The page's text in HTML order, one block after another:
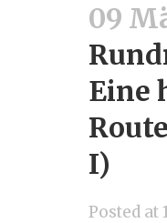
09
Eine
I)
Posted at